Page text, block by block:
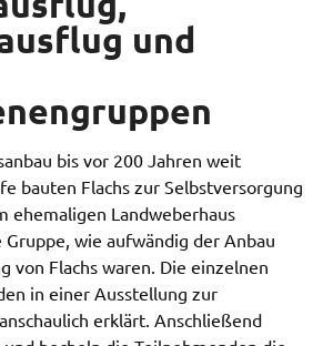
und
bis vor 200 Jahren weit
bauten Flachs zur Selbstversorgung
ehemaligen Landweberhaus
wie aufwändig der Anbau
von Flachs waren. Die einzelnen
in einer Ausstellung zur
erklärt. Anschließend